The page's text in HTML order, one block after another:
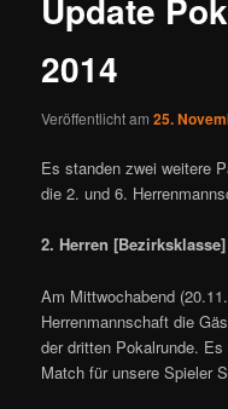
Update
2014
Veröffentlicht am25.
Es standen zwei weitere
die 2. und 6.
2. Herren [Bezirksklasse]
Am Mittwochabend
Herrenmannschaft die
der dritten Pokalrunde.
Match für unsere Spieler